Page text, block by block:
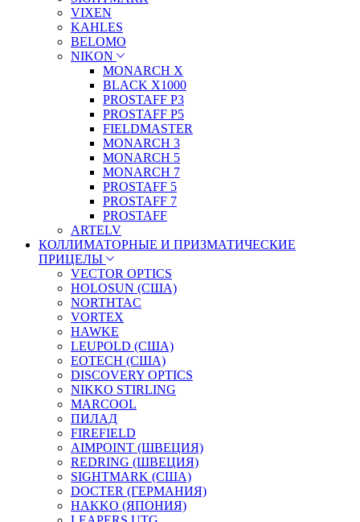
VIXEN
KAHLES
BELOMO
NIKON
MONARCH X
BLACK X1000
PROSTAFF P3
PROSTAFF P5
FIELDMASTER
MONARCH 3
MONARCH 5
MONARCH 7
PROSTAFF 5
PROSTAFF 7
PROSTAFF
ARTELV
КОЛЛИМАТОРНЫЕ И ПРИЗМАТИЧЕСКИЕ
ПРИЦЕЛЫ
VECTOR OPTICS
HOLOSUN (США)
NORTHTAC
VORTEX
HAWKE
LEUPOLD (США)
EOTECH (США)
DISCOVERY OPTICS
NIKKO STIRLING
MARCOOL
ПИЛАД
FIREFIELD
AIMPOINT (ШВЕЦИЯ)
REDRING (ШВЕЦИЯ)
SIGHTMARK (США)
DOCTER (ГЕРМАНИЯ)
HAKKO (ЯПОНИЯ)